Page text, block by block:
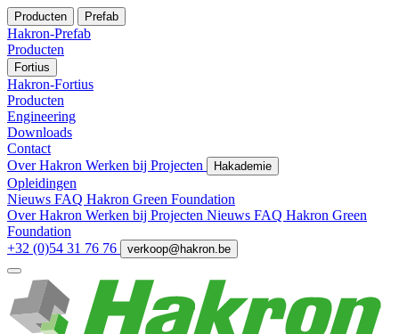
Producten Prefab
Hakron-Prefab
Producten
Fortius
Hakron-Fortius
Producten
Engineering
Downloads
Contact
Over Hakron Werken bij Projecten Hakademie
Opleidingen
Nieuws FAQ Hakron Green Foundation
Over Hakron Werken bij Projecten Nieuws FAQ Hakron Green
Foundation
+32 (0)54 31 76 76
verkoop@hakron.be